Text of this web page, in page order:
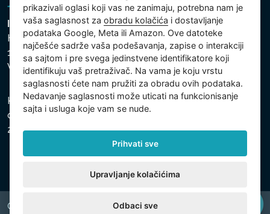
Intex Trading, s.r.o.
Hradecká 2526/3
130 00 Praha 3
Vinohrady - Česká republika
Kompanija je registrovana u Opštinskom sudu u Pragu,
odeljak C, uložak 74759, Identifikacioni broj kompanije:
26150808, Poreski identifikacioni broj: CZ26150808.
Copyright © 2026 INTEX TRADING s.r.o. All rights reserved.
prikazivali oglasi koji vas ne zanimaju, potrebna nam je
vaša saglasnost zaobradu kolačića i dostavljanje
podataka Google, Meta ili Amazon. Ove datoteke
najčešće sadrže vaša podešavanja, zapise o interakciji
sa sajtom i pre svega jedinstvene identifikatore koji
identifikuju vaš pretraživač. Na vama je koju vrstu
saglasnosti ćete nam pružiti za obradu ovih podataka.
Nedavanje saglasnosti može uticati na funkcionisanje
sajta i usluga koje vam se nude.
Prihvati sve
Upravljanje kolačićima
Odbaci sve